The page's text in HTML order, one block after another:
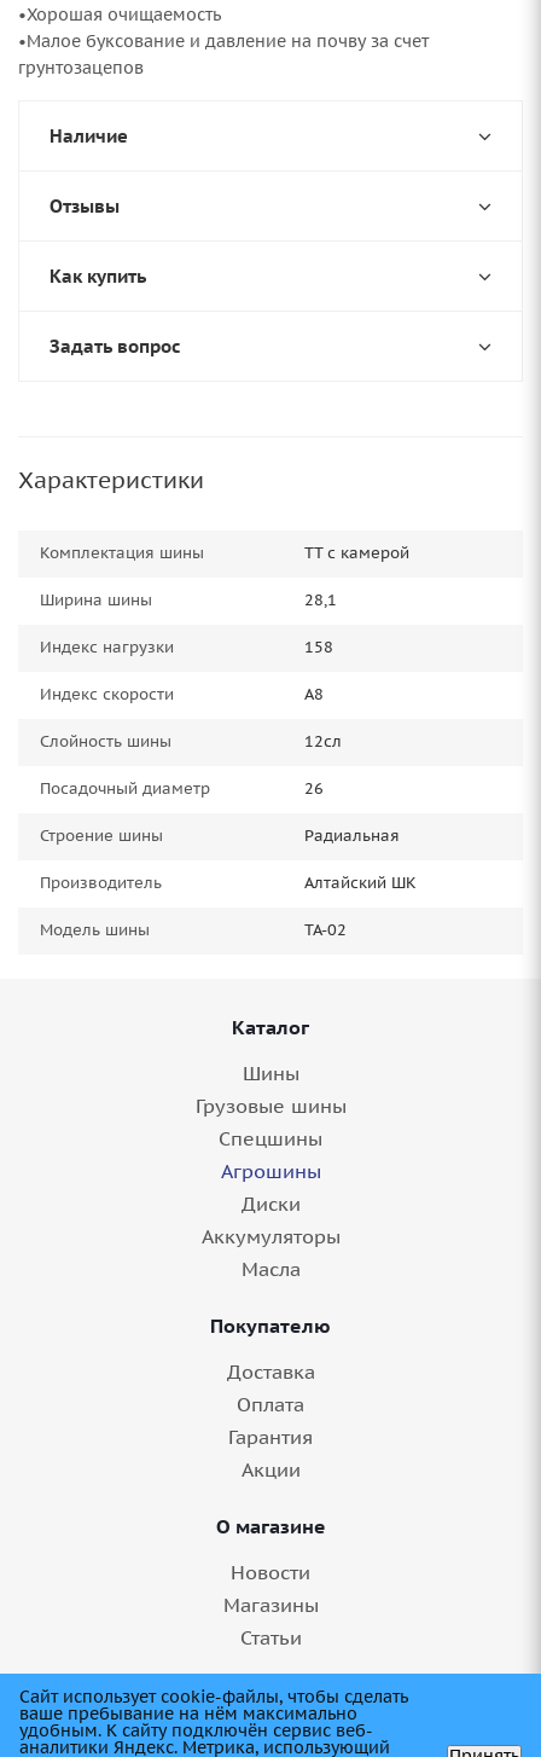
•Хорошая очищаемость
•Малое буксование и давление на почву за счет
грунтозацепов
Наличие
Отзывы
Как купить
Задать вопрос
Характеристики
Комплектация шины TT с камерой
Ширина шины 28,1
Индекс нагрузки 158
Индекс скорости A8
Слойность шины 12сл
Посадочный диаметр 26
Строение шины Радиальная
Производитель Алтайский ШК
Модель шины TA-02
Каталог
Шины
Грузовые шины
Спецшины
Агрошины
Диски
Аккумуляторы
Масла
Покупателю
Доставка
Оплата
Гарантия
Акции
О магазине
Новости
Магазины
Статьи
8 (845) 275-99-11
Сайт использует cookie-файлы, чтобы сделать
ваше пребывание на нём максимально
удобным. К cайту подключён сервис веб-
аналитики Яндекс. Метрика, использующий